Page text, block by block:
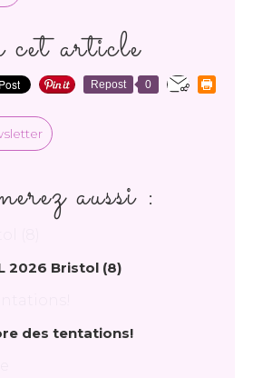
article
Repost 0
aussi :
2026 Bristol (8)
des tentations!